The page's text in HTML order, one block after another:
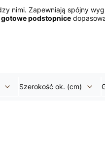
nimi. Zapewniają spójny
gotowe podstopnice
Szerokość ok. (cm)